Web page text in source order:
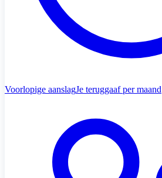
Voorlopige aanslagJe teruggaaf per maand